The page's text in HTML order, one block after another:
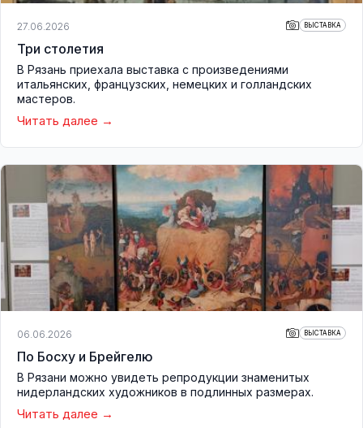
27.06.2026 ВЫСТАВКА
Три столетия
В Рязань приехала выставка с произведениями
итальянских, французских, немецких и голландских
мастеров.
Читать далее
06.06.2026 ВЫСТАВКА
По Босху и Брейгелю
В Рязани можно увидеть репродукции знаменитых
нидерландских художников в подлинных размерах.
Читать далее